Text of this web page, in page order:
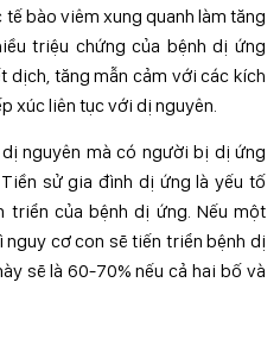
bào viêm xung quanh làm tăng
triệu chứng của bệnh dị ứng
dịch, tăng mẫn cảm với các kích
xúc liên tục với dị nguyên.
nguyên mà có người bị dị ứng
sử gia đình dị ứng là yếu tố
của bệnh dị ứng. Nếu một
cơ con sẽ tiến triển bệnh dị
sẽ là 60-70% nếu cả hai bố và